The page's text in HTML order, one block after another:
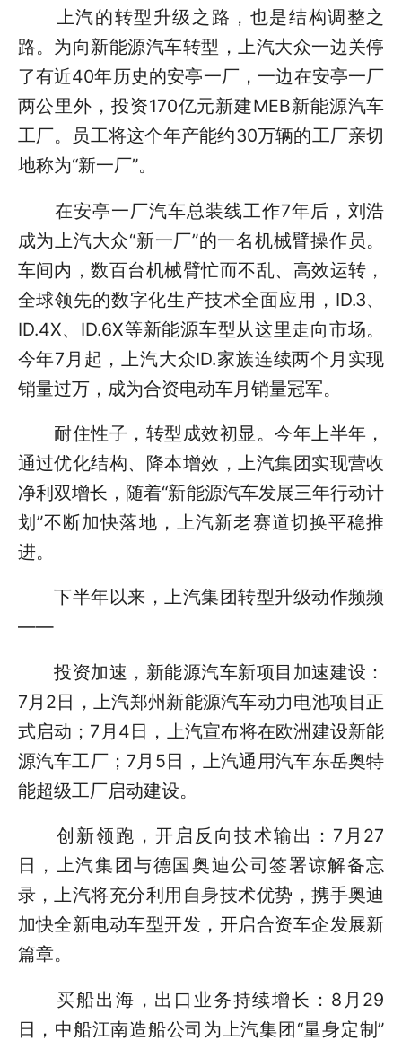
上汽的转型升级之路，也是结构调整之
路。为向新能源汽车转型，上汽大众一边关停
了有近40年历史的安亭一厂，一边在安亭一厂
两公里外，投资170亿元新建MEB新能源汽车
工厂。员工将这个年产能约30万辆的工厂亲切
地称为“新一厂”。
在安亭一厂汽车总装线工作7年后，刘浩
成为上汽大众“新一厂”的一名机械臂操作员。
车间内，数百台机械臂忙而不乱、高效运转，
全球领先的数字化生产技术全面应用，ID.3、
ID.4X、ID.6X等新能源车型从这里走向市场。
今年7月起，上汽大众ID.家族连续两个月实现
销量过万，成为合资电动车月销量冠军。
耐住性子，转型成效初显。今年上半年，
通过优化结构、降本增效，上汽集团实现营收
净利双增长，随着“新能源汽车发展三年行动计
划”不断加快落地，上汽新老赛道切换平稳推
进。
下半年以来，上汽集团转型升级动作频频
——
投资加速，新能源汽车新项目加速建设：
7月2日，上汽郑州新能源汽车动力电池项目正
式启动；7月4日，上汽宣布将在欧洲建设新能
源汽车工厂；7月5日，上汽通用汽车东岳奥特
能超级工厂启动建设。
创新领跑，开启反向技术输出：7月27
日，上汽集团与德国奥迪公司签署谅解备忘
录，上汽将充分利用自身技术优势，携手奥迪
加快全新电动车型开发，开启合资车企发展新
篇章。
买船出海，出口业务持续增长：8月29
日，中船江南造船公司为上汽集团“量身定制”